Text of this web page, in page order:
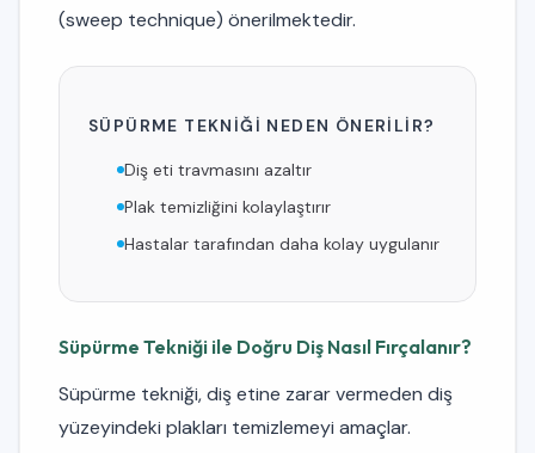
(sweep technique) önerilmektedir.
SÜPÜRME TEKNIĞI NEDEN ÖNERILIR?
Diş eti travmasını azaltır
Plak temizliğini kolaylaştırır
Hastalar tarafından daha kolay uygulanır
Süpürme Tekniği ile Doğru Diş Nasıl Fırçalanır?
Süpürme tekniği, diş etine zarar vermeden diş
yüzeyindeki plakları temizlemeyi amaçlar.